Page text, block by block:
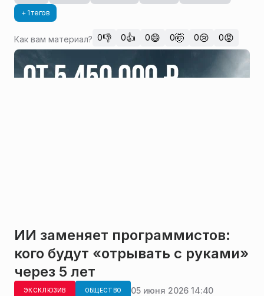
+ 1 тегов
Как вам материал? 0👎 0👍 0😄 0🤯 0😢 0😡
ИИ заменяет программистов:
кого будут «отрывать с руками»
через 5 лет
ЭКСКЛЮЗИВ ОБЩЕСТВО 05 июня 2026 14:40